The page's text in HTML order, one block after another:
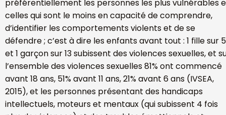
préférentiellement les personnes les plus vulnérables
celles qui sont le moins en capacité de comprendre,
d’identifier les comportements violents et de se
défendre ; c’est à dire les enfants avant tout : 1 fille sur 5
et 1 garçon sur 13 subissent des violences sexuelles, et
l’ensemble des violences sexuelles 81% ont commencé
avant 18 ans, 51% avant 11 ans, 21% avant 6 ans (IVSEA,
2015), et les personnes présentant des handicaps
intellectuels, moteurs et mentaux (qui subissent 4 fois